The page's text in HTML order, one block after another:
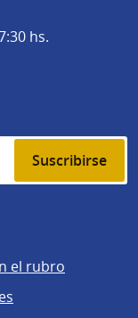
hs.
Suscribirse
el rubro